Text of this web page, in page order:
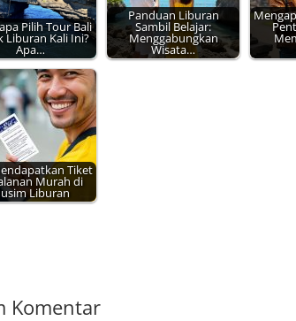
Pilih Tour Bali
Liburan Kali Ini?
Apa…
Panduan Liburan
Sambil Belajar:
Menggabungkan
Wisata…
Tiket
Murah di
Liburan
Komentar